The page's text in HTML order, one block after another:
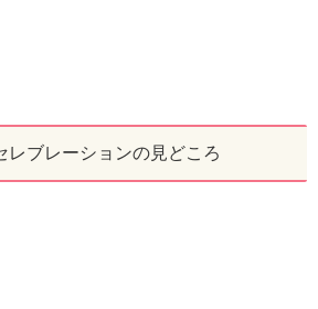
レブレーションの見どころ